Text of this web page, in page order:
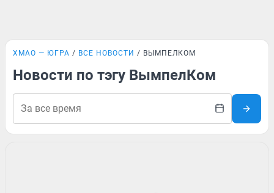
ХМАО — ЮГРА ВСЕ НОВОСТИ ВЫМПЕЛКОМ
Новости по тэгу ВымпелКом